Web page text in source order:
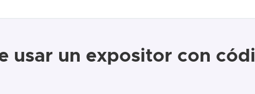
usar un expositor con